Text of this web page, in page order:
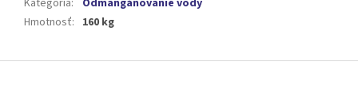
Hmotnosť: 160 kg